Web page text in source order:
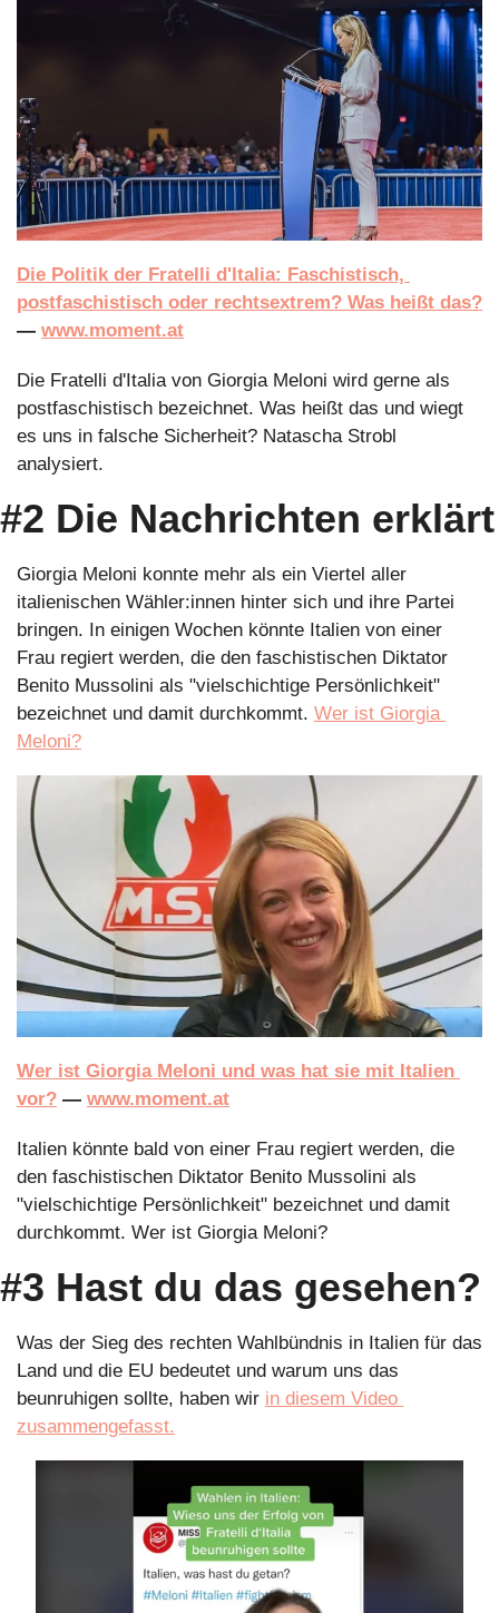
Die Politik der Fratelli d'Italia: Faschistisch,
postfaschistisch oder rechtsextrem? Was heißt das?
— www.moment.at
Die Fratelli d'Italia von Giorgia Meloni wird gerne als
postfaschistisch bezeichnet. Was heißt das und wiegt
es uns in falsche Sicherheit? Natascha Strobl
analysiert.
#2 Die Nachrichten erklärt
Giorgia Meloni konnte mehr als ein Viertel aller
italienischen Wähler:innen hinter sich und ihre Partei
bringen. In einigen Wochen könnte Italien von einer
Frau regiert werden, die den faschistischen Diktator
Benito Mussolini als "vielschichtige Persönlichkeit"
bezeichnet und damit durchkommt. Wer ist Giorgia
Meloni?
Wer ist Giorgia Meloni und was hat sie mit Italien
vor? — www.moment.at
Italien könnte bald von einer Frau regiert werden, die
den faschistischen Diktator Benito Mussolini als
"vielschichtige Persönlichkeit" bezeichnet und damit
durchkommt. Wer ist Giorgia Meloni?
#3 Hast du das gesehen?
Was der Sieg des rechten Wahlbündnis in Italien für das
Land und die EU bedeutet und warum uns das
beunruhigen sollte, haben wir in diesem Video
zusammengefasst.